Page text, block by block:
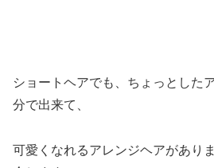
ショートヘアでも、ちょっとした
分で出来て、
可愛くなれるアレンジヘアがあり